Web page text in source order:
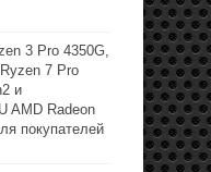
3 Pro 4350G,
7 Pro
и
AMD Radeon
покупателей